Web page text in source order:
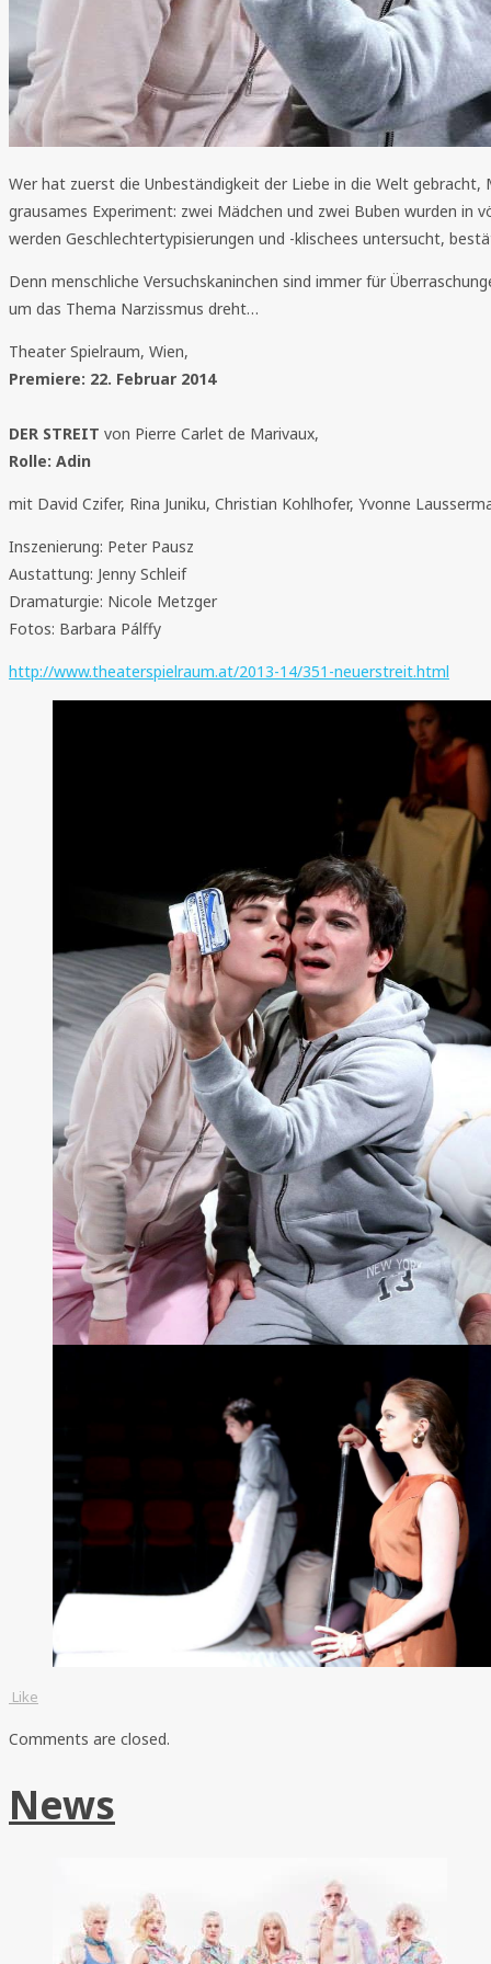
Wer hat zuerst die Unbeständigkeit der Liebe in die Welt
grausames Experiment: zwei Mädchen und zwei Buben wurden in
werden Geschlechtertypisierungen und -klischees untersucht,
Denn menschliche Versuchskaninchen sind immer für
um das Thema Narzissmus dreht…
Theater Spielraum, Wien,
Premiere: 22. Februar 2014
DER STREIT von Pierre Carlet de Marivaux,
Rolle: Adin
mit David Czifer, Rina Juniku, Christian Kohlhofer, Yvonne
Inszenierung: Peter Pausz
Austattung: Jenny Schleif
Dramaturgie: Nicole Metzger
Fotos: Barbara Pálffy
http://www.theaterspielraum.at/2013-14/351-neuerstreit.html
Like
Comments are closed.
News